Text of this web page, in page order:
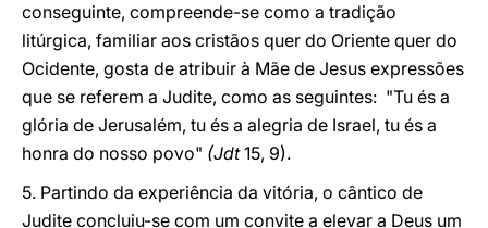
conseguinte, compreende-se como a tradição
litúrgica, familiar aos cristãos quer do Oriente quer do
Ocidente, gosta de atribuir à Mãe de Jesus expressões
que se referem a Judite, como as seguintes: "Tu és a
glória de Jerusalém, tu és a alegria de Israel, tu és a
honra do nosso povo" (Jdt15, 9).
5. Partindo da experiência da vitória, o cântico de
Judite concluiu-se com um convite a elevar a Deus um